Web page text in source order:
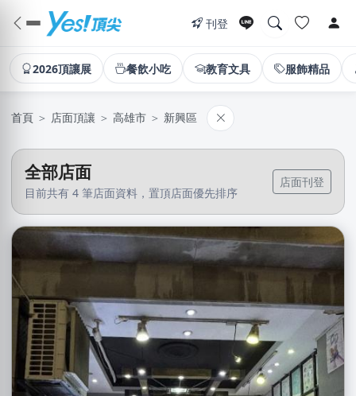
刊登
2026頂讓展 餐飲小吃 教育文具 服飾精品
首頁 ＞ 店面頂讓 ＞ 高雄市 ＞ 新興區
全部店面
目前共有 4 筆店面資料，置頂店面優先排序
店面刊登